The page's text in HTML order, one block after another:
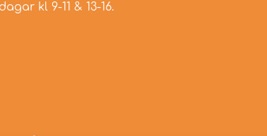
kl 9-11 & 13-16.